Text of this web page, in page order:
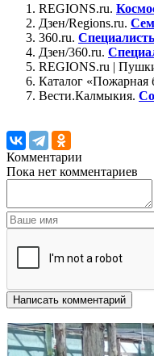
REGIONS.ru.
Дзен/Regions.ru.
360.ru.
Дзен/360.ru.
REGIONS.ru |
Каталог «Пожарная
Вести.Калмыкия.
Комментарии
Пока нет комментариев
Написать комментарий